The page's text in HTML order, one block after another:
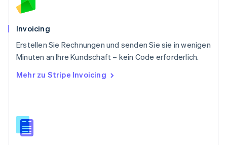
Invoicing
Erstellen Sie Rechnungen und senden Sie sie in wenigen
Minuten an Ihre Kundschaft – kein Code erforderlich.
Mehr zu Stripe Invoicing
Schweiz
Singapur
English简体中文
Slowakei
Slowenien
English
Spanien